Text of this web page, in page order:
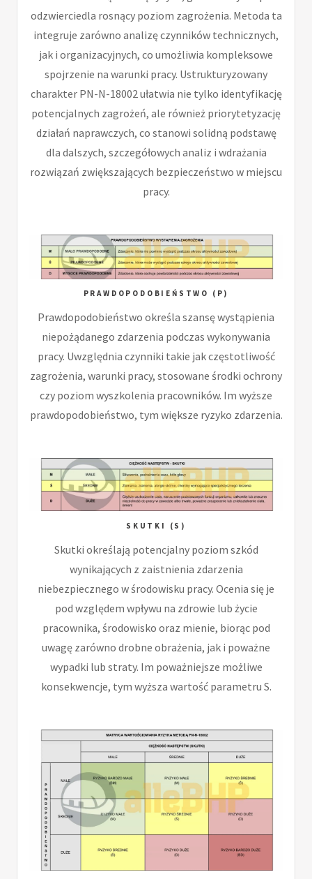
odzwierciedla rosnący poziom zagrożenia. Metoda ta
integruje zarówno analizę czynników technicznych,
jak i organizacyjnych, co umożliwia kompleksowe
spojrzenie na warunki pracy. Ustrukturyzowany
charakter PN-N-18002 ułatwia nie tylko identyfikację
potencjalnych zagrożeń, ale również priorytetyzację
działań naprawczych, co stanowi solidną podstawę
dla dalszych, szczegółowych analiz i wdrażania
rozwiązań zwiększających bezpieczeństwo w miejscu
pracy.
PRAWDOPODOBIEŃSTWO (P)
Prawdopodobieństwo określa szansę wystąpienia
niepożądanego zdarzenia podczas wykonywania
pracy. Uwzględnia czynniki takie jak częstotliwość
zagrożenia, warunki pracy, stosowane środki ochrony
czy poziom wyszkolenia pracowników. Im wyższe
prawdopodobieństwo, tym większe ryzyko zdarzenia.
SKUTKI (S)
Skutki określają potencjalny poziom szkód
wynikających z zaistnienia zdarzenia
niebezpiecznego w środowisku pracy. Ocenia się je
pod względem wpływu na zdrowie lub życie
pracownika, środowisko oraz mienie, biorąc pod
uwagę zarówno drobne obrażenia, jak i poważne
wypadki lub straty. Im poważniejsze możliwe
konsekwencje, tym wyższa wartość parametru S.